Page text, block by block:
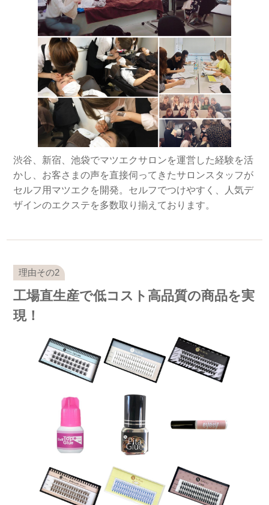
渋谷、新宿、池袋でマツエクサロンを運営した経験を活
かし、お客さまの声を直接伺ってきたサロンスタッフが
セルフ用マツエクを開発。セルフでつけやすく、人気デ
ザインのエクステを多数取り揃えております。
工場直生産で低コスト高品質の商品を実
現！